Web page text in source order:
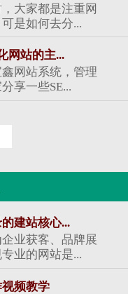
大家都是注重网
是如何去分...
网站的主...
网站系统，管理
享一些SE...
建站核心...
业获客、品牌展
业的网站是...
频教学